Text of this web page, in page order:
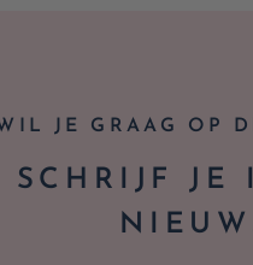
JE GRAAG OP
SCHRIJF